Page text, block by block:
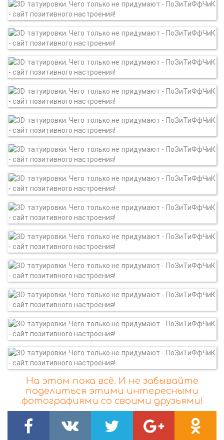
На этом пока всё. И не забывайте
поделиться этими интересными
фотографиями со своими друзьями!